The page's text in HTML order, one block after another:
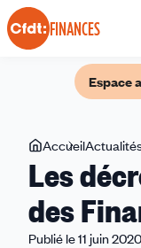
Panneau de gestion des
FINANCES
Espace
Vous
êtes
ici
Accueil
Les
des
Publié le 11 juin 2020